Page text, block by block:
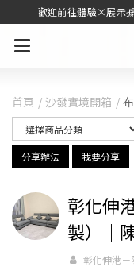
歡迎前往體驗×展示
首頁 沙發實境開箱
分享辦法 我要分享
彰化伸
製）｜
彰化伸港－